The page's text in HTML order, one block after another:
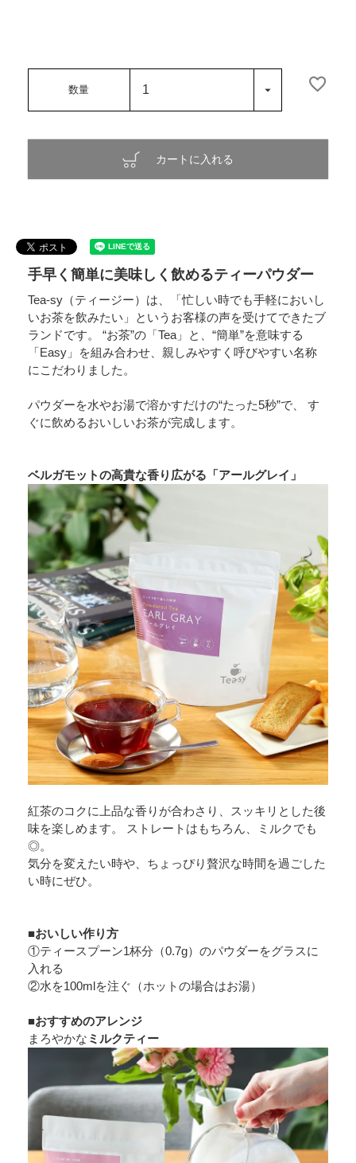
カートに入れる
手早く簡単に美味しく飲めるティーパウダー
Tea-sy（ティージー）は、「忙しい時でも手軽においし
いお茶を飲みたい」というお客様の声を受けてできたブ
ランドです。 “お茶”の「Tea」と、“簡単”を意味する
「Easy」を組み合わせ、親しみやすく呼びやすい名称
にこだわりました。
パウダーを水やお湯で溶かすだけの“たった5秒”で、 す
ぐに飲めるおいしいお茶が完成します。
ベルガモットの高貴な香り広がる「アールグレイ」
紅茶のコクに上品な香りが合わさり、スッキリとした後
味を楽しめます。 ストレートはもちろん、ミルクでも
◎。
気分を変えたい時や、ちょっぴり贅沢な時間を過ごした
い時にぜひ。
■おいしい作り方
①ティースプーン1杯分（0.7g）のパウダーをグラスに
入れる
②水を100mlを注ぐ（ホットの場合はお湯）
■おすすめのアレンジ
まろやかな ミルクティー